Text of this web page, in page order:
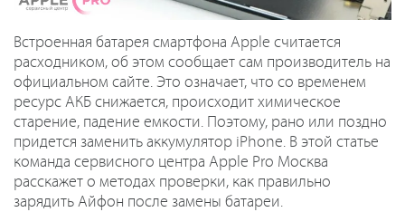
Встроенная батарея смартфона Apple считается
расходником, об этом сообщает сам производитель на
официальном сайте. Это означает, что со временем
ресурс АКБ снижается, происходит химическое
старение, падение емкости. Поэтому, рано или поздно
придется заменить аккумулятор iPhone. В этой статье
команда сервисного центра Apple Pro Москва
расскажет о методах проверки, как правильно
зарядить Айфон после замены батареи.